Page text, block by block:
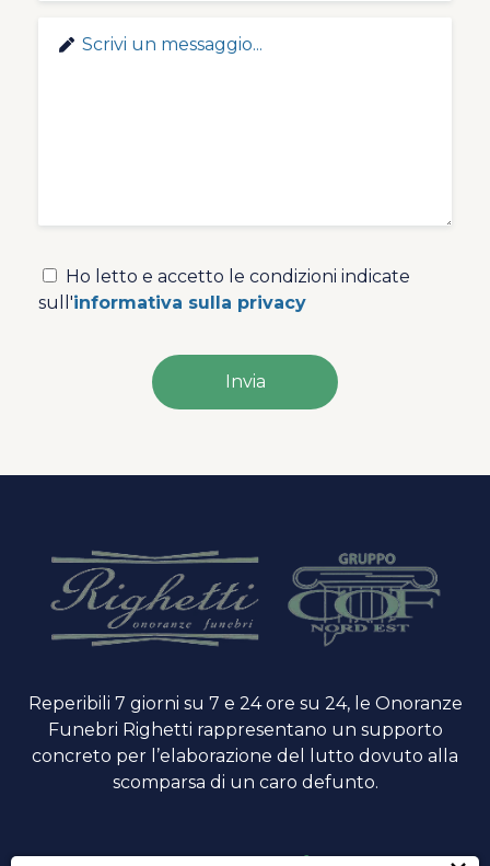
Ho letto e accetto le condizioni indicate
sull'informativa sulla privacy
Invia
Reperibili 7 giorni su 7 e 24 ore su 24, le Onoranze
Funebri Righetti rappresentano un supporto
concreto per l’elaborazione del lutto dovuto alla
scomparsa di un caro defunto.